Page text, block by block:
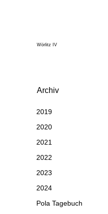
Wörlitz IV
Archiv
2019
2020
2021
2022
2023
2024
Pola Tagebuch